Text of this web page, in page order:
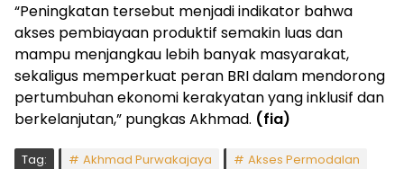
“Peningkatan tersebut menjadi indikator bahwa
akses pembiayaan produktif semakin luas dan
mampu menjangkau lebih banyak masyarakat,
sekaligus memperkuat peran BRI dalam mendorong
pertumbuhan ekonomi kerakyatan yang inklusif dan
berkelanjutan,” pungkas Akhmad. (fia)
Tag: Akhmad Purwakajaya
Akses Permodalan